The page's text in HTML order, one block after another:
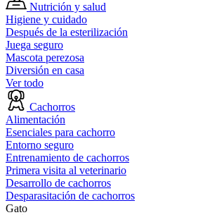
Nutrición y salud
Higiene y cuidado
Después de la esterilización
Juega seguro
Mascota perezosa
Diversión en casa
Ver todo
Cachorros
Alimentación
Esenciales para cachorro
Entorno seguro
Entrenamiento de cachorros
Primera visita al veterinario
Desarrollo de cachorros
Desparasitación de cachorros
Gato